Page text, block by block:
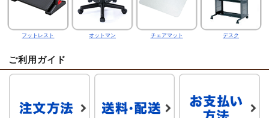
フットレスト オットマン チェアマット デスク
ご利用ガイド